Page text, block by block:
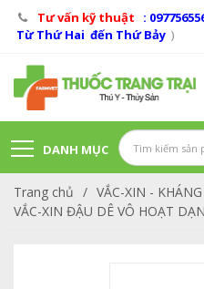
Tư vấn kỹ thuật :
Từ Thứ Hai đến Thứ Bảy )
DANH MỤC
SẢN PHẨM
Trang chủ / VẮC-XIN -
VẮC-XIN ĐẬU DÊ VÔ HOẠT